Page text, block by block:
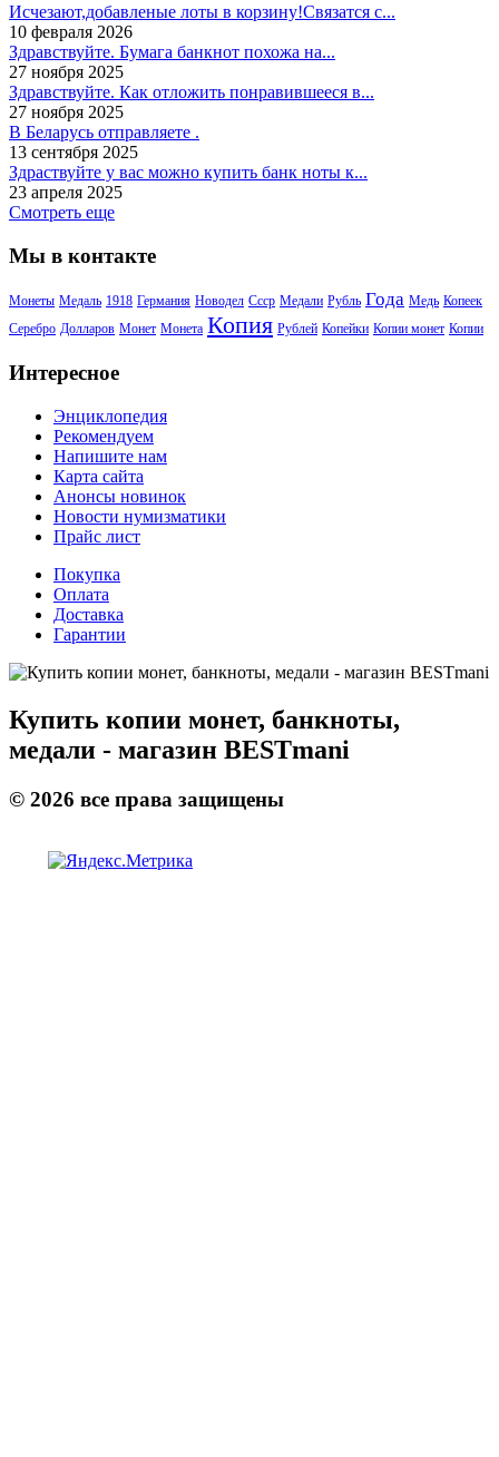
Исчезают,добавленые лоты в корзину!Связатся с...
10 февраля 2026
Здравствуйте. Бумага банкнот похожа на...
27 ноября 2025
Здравствуйте. Как отложить понравившееся в...
27 ноября 2025
В Беларусь отправляете .
13 сентября 2025
Здраствуйте у вас можно купить банк ноты к...
23 апреля 2025
Смотреть еще
Мы в контакте
Монеты Медаль 1918 Германия Новодел Ссср Медали Рубль Года Медь Копеек
Серебро Долларов Монет Монета Копия Рублей Копейки Копии монет Копии
Интересное
Энциклопедия
Рекомендуем
Напишите нам
Карта сайта
Анонсы новинок
Новости нумизматики
Прайс лист
Покупка
Оплата
Доставка
Гарантии
Купить копии монет, банкноты,
медали - магазин BESTmani
© 2026 все права защищены